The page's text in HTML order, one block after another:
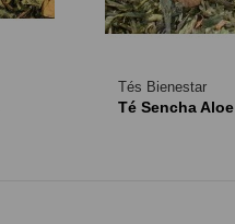
Tés Bienestar
Té Sencha